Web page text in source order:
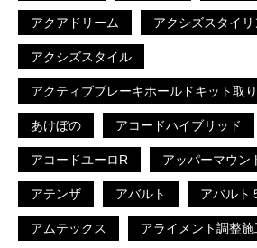
アクアドリーム アクシズスタイ
アクシズスタイル
アクティブブレーキホールドキット取
あけぼの アコードハイブリッド
アコードユーロR アッパーマウン
アテンザ アバルト アバルト
アムテックス アライメント調整施